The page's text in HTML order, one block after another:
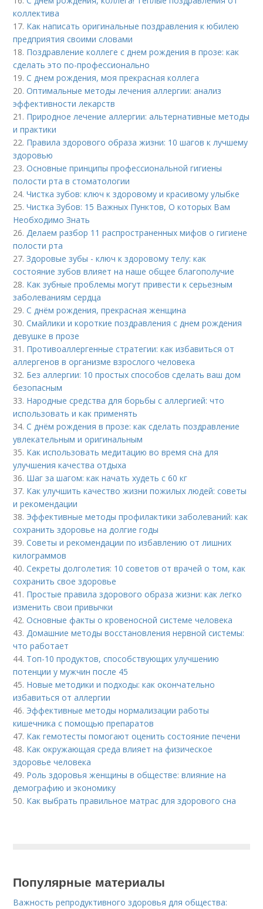
коллектива
17. Как написать оригинальные поздравления к юбилею
предприятия своими словами
18. Поздравление коллеге с днем рождения в прозе: как
сделать это по-профессионально
19.С днем рождения, моя прекрасная коллега
20.Оптимальные методы лечения аллергии: анализ
эффективности лекарств
21. Природное лечение аллергии: альтернативные методы
и практики
22. Правила здорового образа жизни: 10 шагов к лучшему
здоровью
23.Основные принципы профессиональной гигиены
полости рта в стоматологии
24.Чистка зубов: ключ к здоровому и красивому улыбке
25.Чистка Зубов: 15 Важных Пунктов, О которых Вам
Необходимо Знать
26.Делаем разбор 11 распространенных мифов о гигиене
полости рта
27.Здоровые зубы - ключ к здоровому телу: как
состояние зубов влияет на наше общее благополучие
28. Как зубные проблемы могут привести к серьезным
заболеваниям сердца
29.С днём рождения, прекрасная женщина
30.Смайлики и короткие поздравления с днем рождения
девушке в прозе
31. Противоаллергенные стратегии: как избавиться от
аллергенов в организме взрослого человека
32. Без аллергии: 10 простых способов сделать ваш дом
безопасным
33. Народные средства для борьбы с аллергией: что
использовать и как применять
34.С днём рождения в прозе: как сделать поздравление
увлекательным и оригинальным
35. Как использовать медитацию во время сна для
улучшения качества отдыха
36. Шаг за шагом: как начать худеть с 60 кг
37. Как улучшить качество жизни пожилых людей: советы
и рекомендации
38. Эффективные методы профилактики заболеваний: как
сохранить здоровье на долгие годы
39.Советы и рекомендации по избавлению от лишних
килограммов
40.Секреты долголетия: 10 советов от врачей о том, как
сохранить свое здоровье
41. Простые правила здорового образа жизни: как легко
изменить свои привычки
42.Основные факты о кровеносной системе человека
43.Домашние методы восстановления нервной системы:
что работает
44. Топ-10 продуктов, способствующих улучшению
потенции у мужчин после 45
45. Новые методики и подходы: как окончательно
избавиться от аллергии
46. Эффективные методы нормализации работы
кишечника с помощью препаратов
47. Как гемотесты помогают оценить состояние печени
48. Как окружающая среда влияет на физическое
здоровье человека
49. Роль здоровья женщины в обществе: влияние на
демографию и экономику
50. Как выбрать правильное матрас для здорового сна
Популярные материалы
Важность репродуктивного здоровья для общества: